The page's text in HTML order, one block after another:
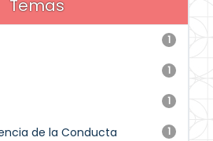
Temas
1
1
1
1
de la Conducta